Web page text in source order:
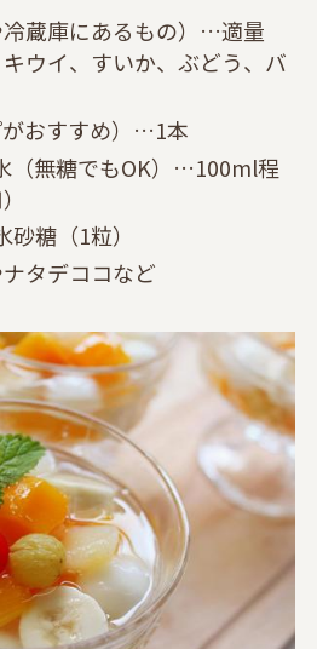
蔵庫にあるもの）…適量
ウイ、すいか、ぶどう、バ
おすすめ）…1本
（無糖でもOK）…100ml程
糖（1粒）
タデココなど